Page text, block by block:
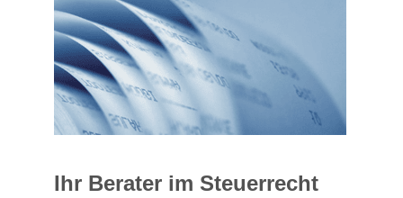
Ihr Berater im Steuerrecht